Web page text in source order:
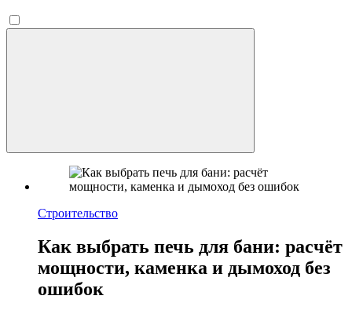
Строительство
Как выбрать печь для бани: расчёт
мощности, каменка и дымоход без
ошибок